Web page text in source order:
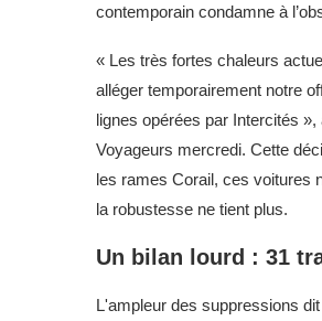
contemporain condamne à
« Les très fortes chaleurs
alléger temporairement notre
lignes opérées par Intercités
Voyageurs mercredi. Cette
les rames Corail, ces voitures
la robustesse ne tient plus.
Un bilan lourd : 31
L'ampleur des suppressions